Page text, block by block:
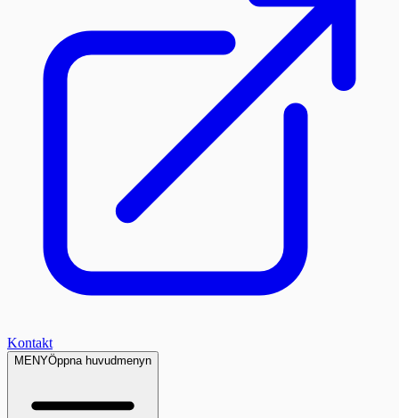
Kontakt
MENYÖppna huvudmenyn